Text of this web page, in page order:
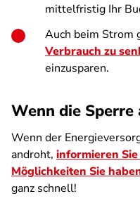
mittelfristig Ihr
Auch beim Strom
Verbrauch zu
einzusparen.
Wenn die
Wenn der
androht, informieren
Möglichkeiten Sie
ganz schnell!